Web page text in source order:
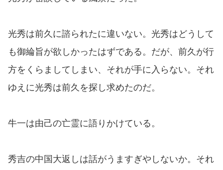
光秀は前久に諮られたに違いない。光秀はどうして
も御綸旨が欲しかったはずである。だが、前久が行
方をくらましてしまい、それが手に入らない。それ
ゆえに光秀は前久を探し求めたのだ。
牛一は由己の亡霊に語りかけている。
秀吉の中国大返しは話がうますぎやしないか。それ